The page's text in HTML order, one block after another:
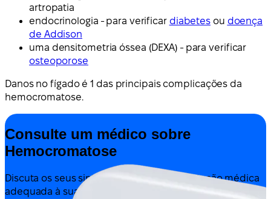
artropatia
endocrinologia - para verificar diabetes ou doença
de Addison
uma densitometria óssea (DEXA) - para verificar
osteoporose
Danos no fígado é 1 das principais complicações da
hemocromatose.
Consulte um médico sobre
Hemocromatose
Discuta os seus sintomas e obtenha orientação médica
adequada à sua situação — tudo online.